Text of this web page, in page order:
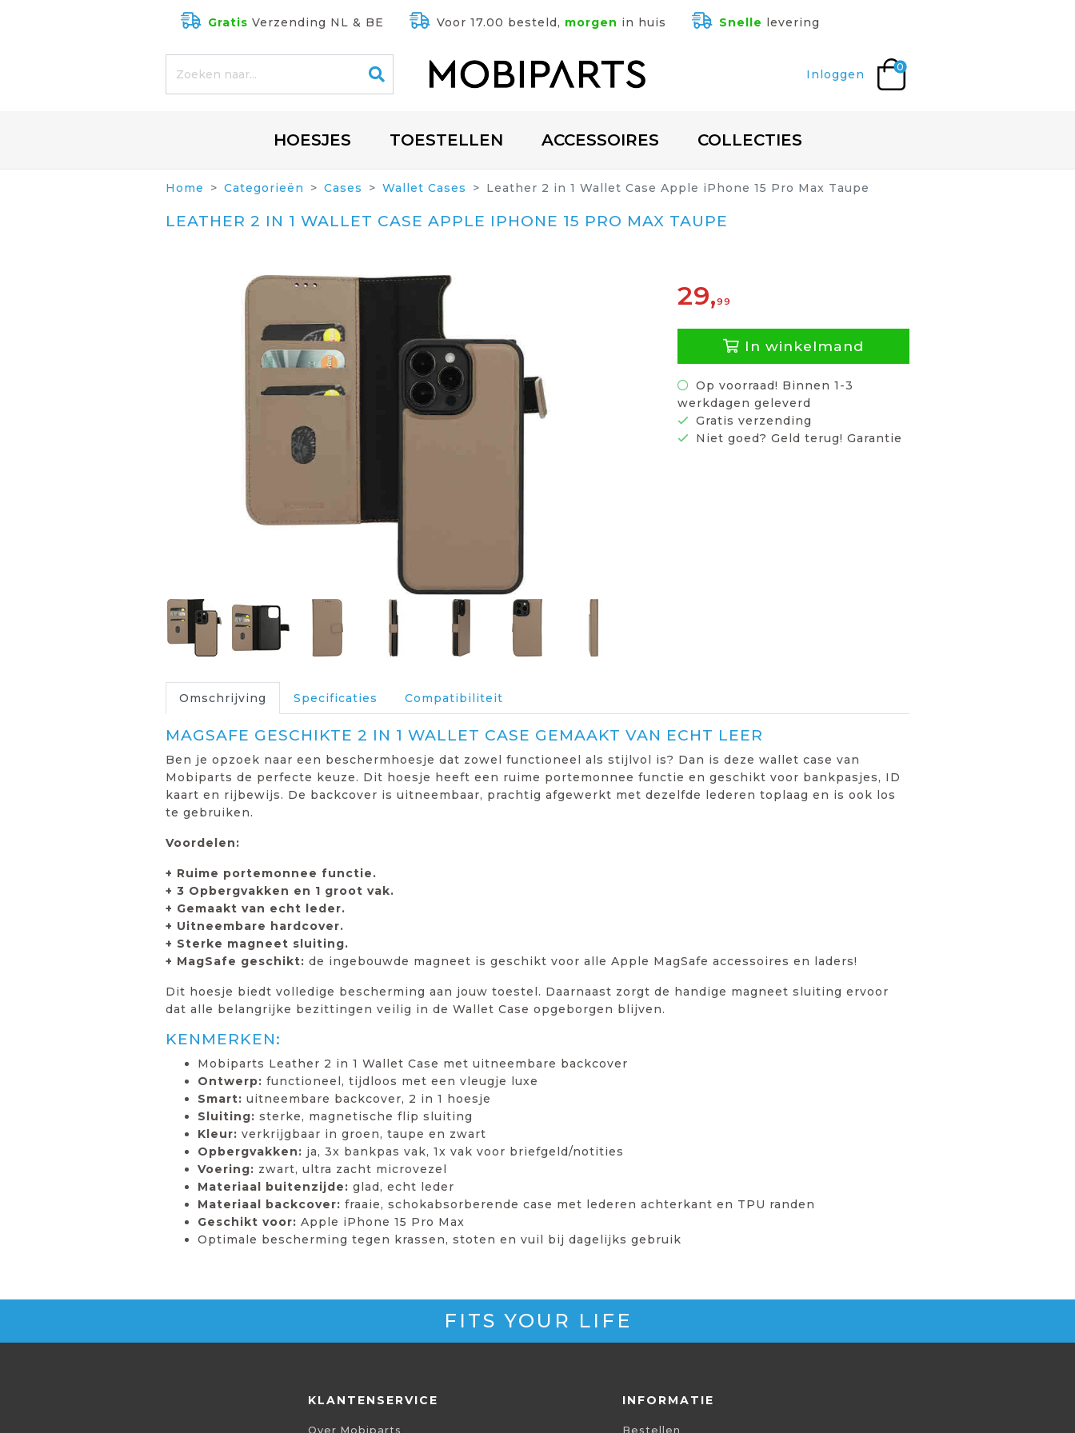
Gratis Verzending NL & BE Voor 17.00 besteld, morgen in huis Snelle levering
Inloggen
0
HOESJES TOESTELLEN ACCESSOIRES COLLECTIES
Home Categorieën Cases Wallet Cases Leather 2 in 1 Wallet Case Apple iPhone 15 Pro Max Taupe
LEATHER 2 IN 1 WALLET CASE APPLE IPHONE 15 PRO MAX TAUPE
29,99
In winkelmand
Op voorraad! Binnen 1-3
werkdagen geleverd
Gratis verzending
Niet goed? Geld terug! Garantie
Omschrijving Specificaties Compatibiliteit
MAGSAFE GESCHIKTE 2 IN 1 WALLET CASE GEMAAKT VAN ECHT LEER
Ben je opzoek naar een beschermhoesje dat zowel functioneel als stijlvol is? Dan is deze wallet case van
Mobiparts de perfecte keuze. Dit hoesje heeft een ruime portemonnee functie en geschikt voor bankpasjes, ID
kaart en rijbewijs. De backcover is uitneembaar, prachtig afgewerkt met dezelfde lederen toplaag en is ook los
te gebruiken.
Voordelen:
+ Ruime portemonnee functie.
+ 3 Opbergvakken en 1 groot vak.
+ Gemaakt van echt leder.
+ Uitneembare hardcover.
+ Sterke magneet sluiting.
+ MagSafe geschikt: de ingebouwde magneet is geschikt voor alle Apple MagSafe accessoires en laders!
Dit hoesje biedt volledige bescherming aan jouw toestel. Daarnaast zorgt de handige magneet sluiting ervoor
dat alle belangrijke bezittingen veilig in de Wallet Case opgeborgen blijven.
KENMERKEN:
Mobiparts Leather 2 in 1 Wallet Case met uitneembare backcover
Ontwerp: functioneel, tijdloos met een vleugje luxe
Smart: uitneembare backcover, 2 in 1 hoesje
Sluiting: sterke, magnetische flip sluiting
Kleur: verkrijgbaar in groen, taupe en zwart
Opbergvakken: ja, 3x bankpas vak, 1x vak voor briefgeld/notities
Voering: zwart, ultra zacht microvezel
Materiaal buitenzijde: glad, echt leder
Materiaal backcover: fraaie, schokabsorberende case met lederen achterkant en TPU randen
Geschikt voor: Apple iPhone 15 Pro Max
Optimale bescherming tegen krassen, stoten en vuil bij dagelijks gebruik
FITS YOUR LIFE
KLANTENSERVICE
Over Mobiparts
INFORMATIE
Bestellen